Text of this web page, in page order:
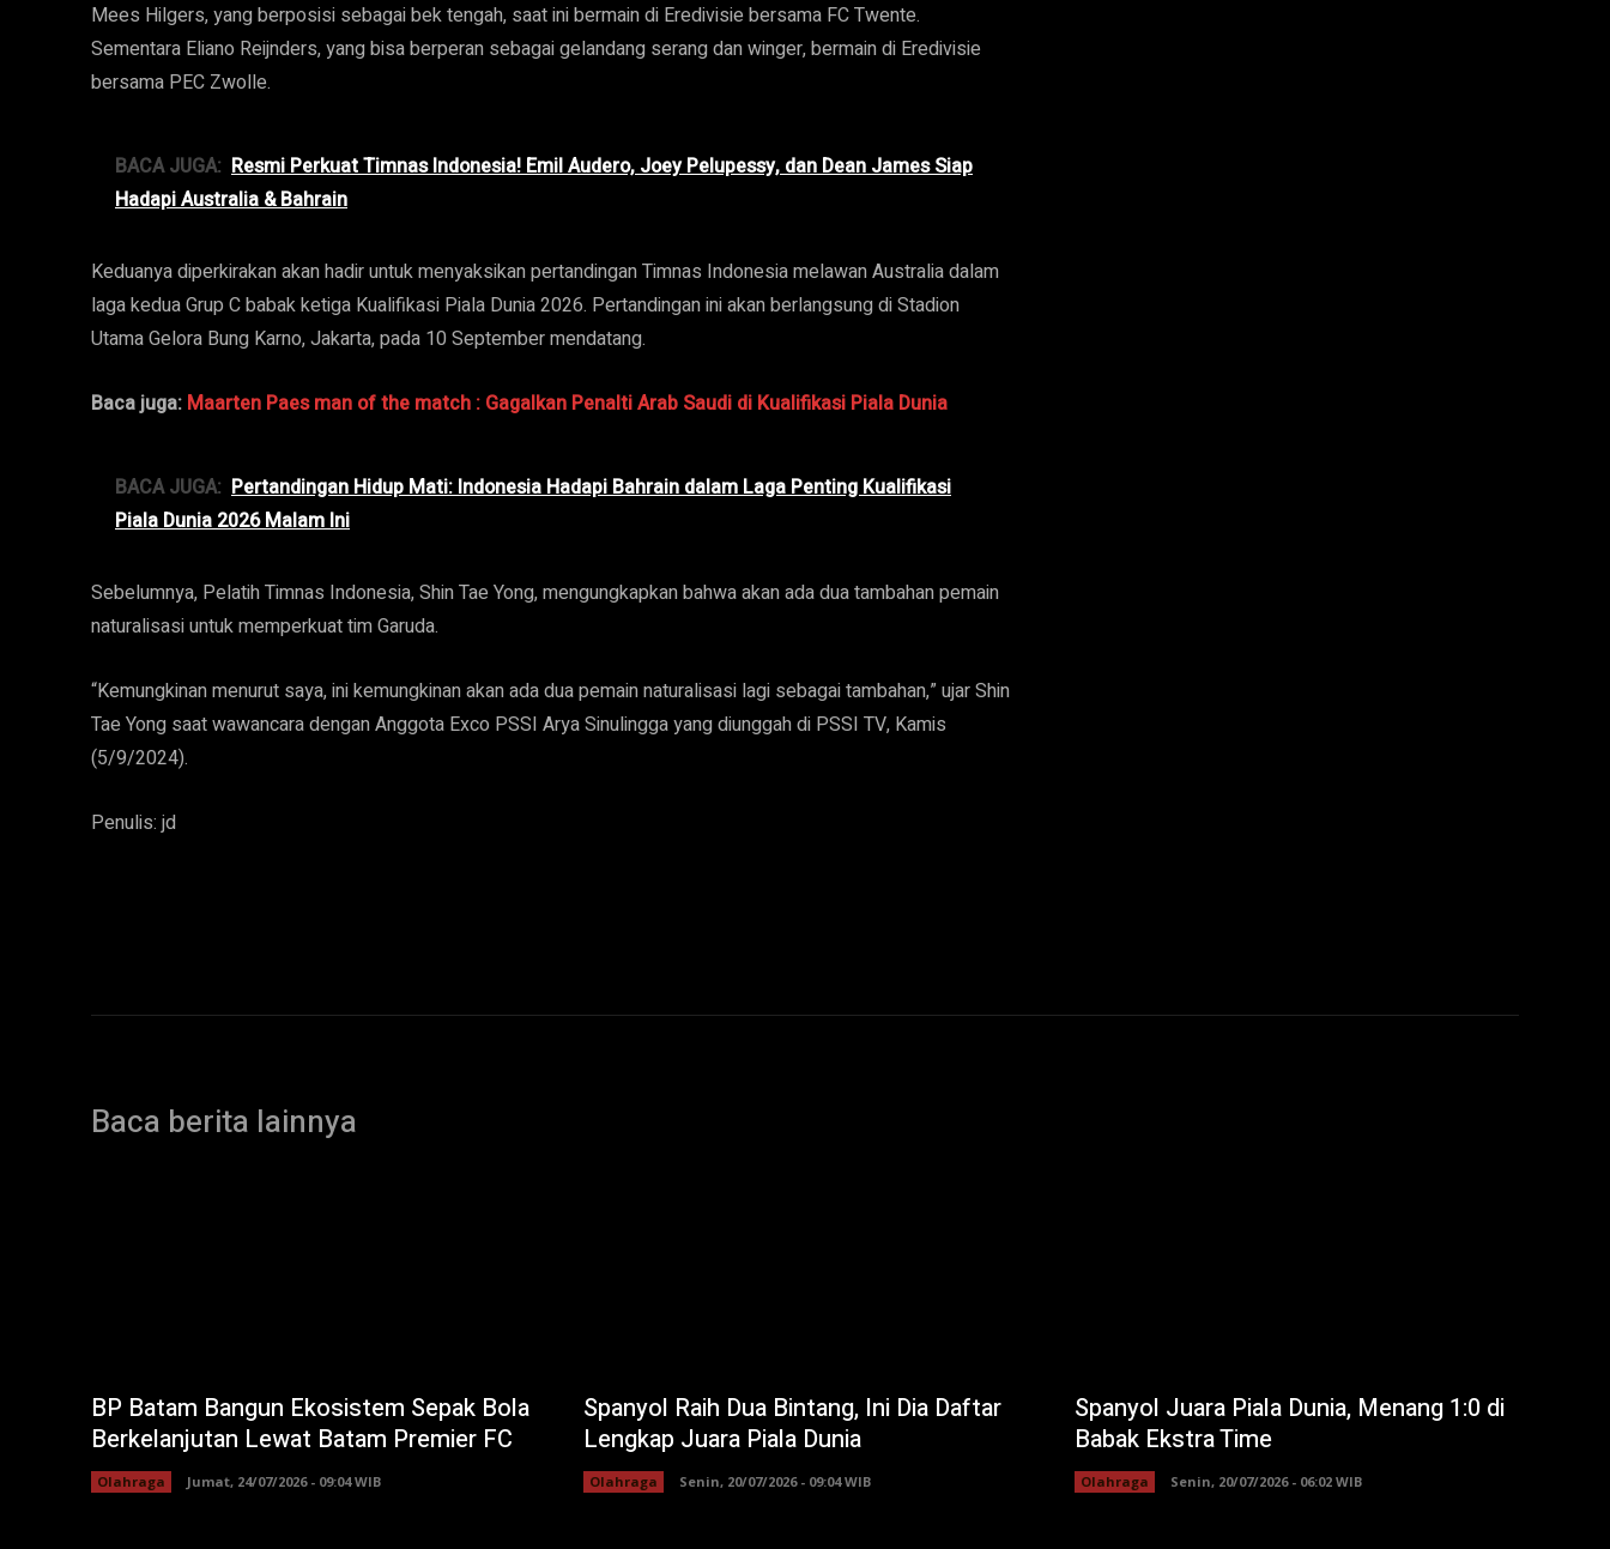
Mees Hilgers, yang berposisi sebagai bek tengah, saat ini bermain di Eredivisie bersama FC Twente.
Sementara Eliano Reijnders, yang bisa berperan sebagai gelandang serang dan winger, bermain di Eredivisie
bersama PEC Zwolle.
BACA JUGA: Resmi Perkuat Timnas Indonesia! Emil Audero, Joey Pelupessy, dan Dean James Siap
Hadapi Australia & Bahrain
Keduanya diperkirakan akan hadir untuk menyaksikan pertandingan Timnas Indonesia melawan Australia dalam
laga kedua Grup C babak ketiga Kualifikasi Piala Dunia 2026. Pertandingan ini akan berlangsung di Stadion
Utama Gelora Bung Karno, Jakarta, pada 10 September mendatang.
Baca juga: Maarten Paes man of the match : Gagalkan Penalti Arab Saudi di Kualifikasi Piala Dunia
BACA JUGA: Pertandingan Hidup Mati: Indonesia Hadapi Bahrain dalam Laga Penting Kualifikasi
Piala Dunia 2026 Malam Ini
Sebelumnya, Pelatih Timnas Indonesia, Shin Tae Yong, mengungkapkan bahwa akan ada dua tambahan pemain
naturalisasi untuk memperkuat tim Garuda.
“Kemungkinan menurut saya, ini kemungkinan akan ada dua pemain naturalisasi lagi sebagai tambahan,” ujar Shin
Tae Yong saat wawancara dengan Anggota Exco PSSI Arya Sinulingga yang diunggah di PSSI TV, Kamis
(5/9/2024).
Penulis: jd
Baca berita lainnya
BP Batam Bangun Ekosistem Sepak Bola
Berkelanjutan Lewat Batam Premier FC
Olahraga Jumat, 24/07/2026 - 09:04 WIB
Spanyol Raih Dua Bintang, Ini Dia Daftar
Lengkap Juara Piala Dunia
Olahraga Senin, 20/07/2026 - 09:04 WIB
Spanyol Juara Piala Dunia, Menang 1:0 di
Babak Ekstra Time
Olahraga Senin, 20/07/2026 - 06:02 WIB